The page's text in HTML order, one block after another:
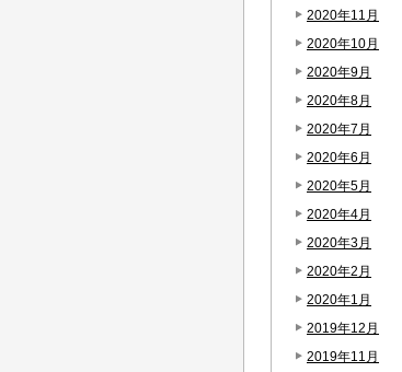
2020年11月
2020年10月
2020年9月
2020年8月
2020年7月
2020年6月
2020年5月
2020年4月
2020年3月
2020年2月
2020年1月
2019年12月
2019年11月